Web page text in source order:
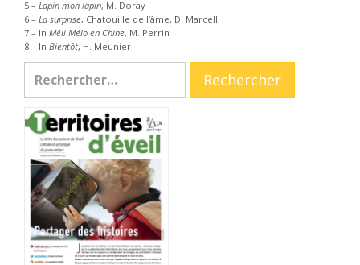
5 – Lapin mon lapin, M. Doray
6 – La surprise, Chatouille de l’âme, D. Marcelli
7 – In Méli Mélo en Chine, M. Perrin
8 – In Bientôt, H. Meunier